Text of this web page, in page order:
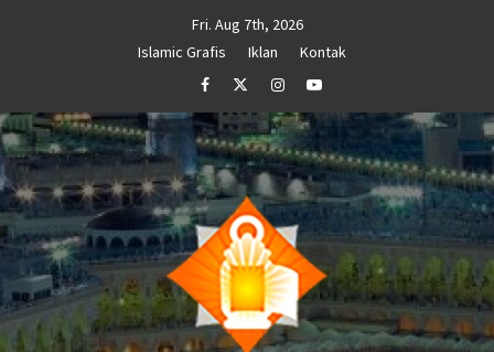
Fri. Aug 7th, 2026
Islamic Grafis
Iklan
Kontak
FacebookTwitterInstagramYoutube